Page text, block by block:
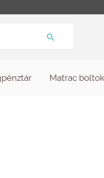
Matrac boltok